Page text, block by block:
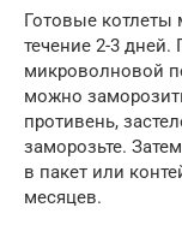
Готовые котлеты
течение 2-3 дней.
микроволновой
можно
противень,
заморозьте.
в пакет или
месяцев.